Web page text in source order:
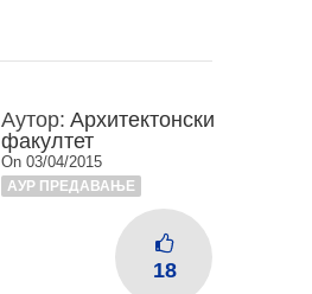
Аутор: Архитектонски
факултет
On 03/04/2015
АУР ПРЕДАВАЊЕ
18